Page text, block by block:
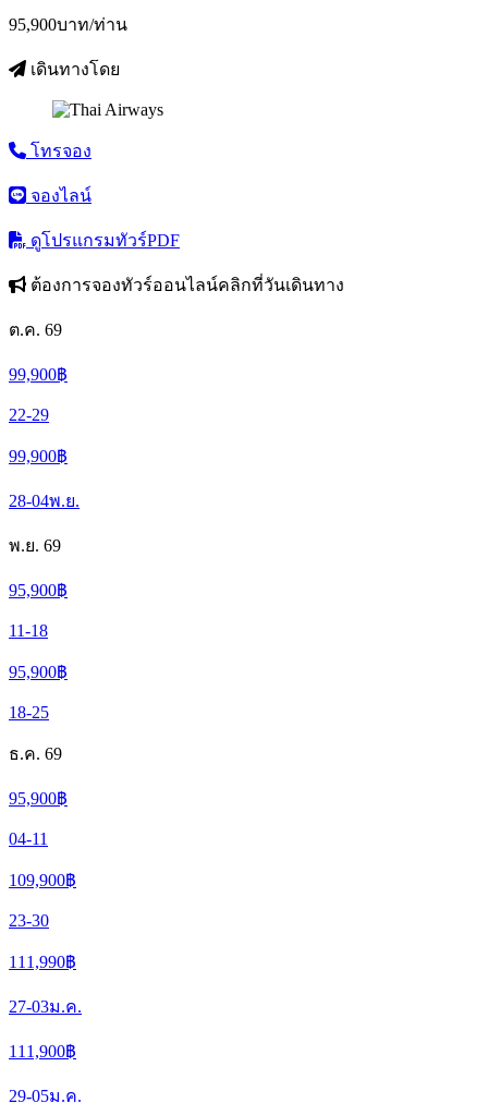
95,900บาท/ท่าน
เดินทางโดย
โทรจอง
จองไลน์
ดูโปรแกรมทัวร์PDF
ต้องการจองทัวร์ออนไลน์คลิกที่วันเดินทาง
ต.ค. 69
99,900฿
22-29
99,900฿
28-04พ.ย.
พ.ย. 69
95,900฿
11-18
95,900฿
18-25
ธ.ค. 69
95,900฿
04-11
109,900฿
23-30
111,990฿
27-03ม.ค.
111,900฿
29-05ม.ค.